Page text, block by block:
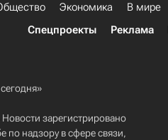
Экономика В мире
Спецпроекты
Реклама
зарегистрировано
по надзору в сфере связи,